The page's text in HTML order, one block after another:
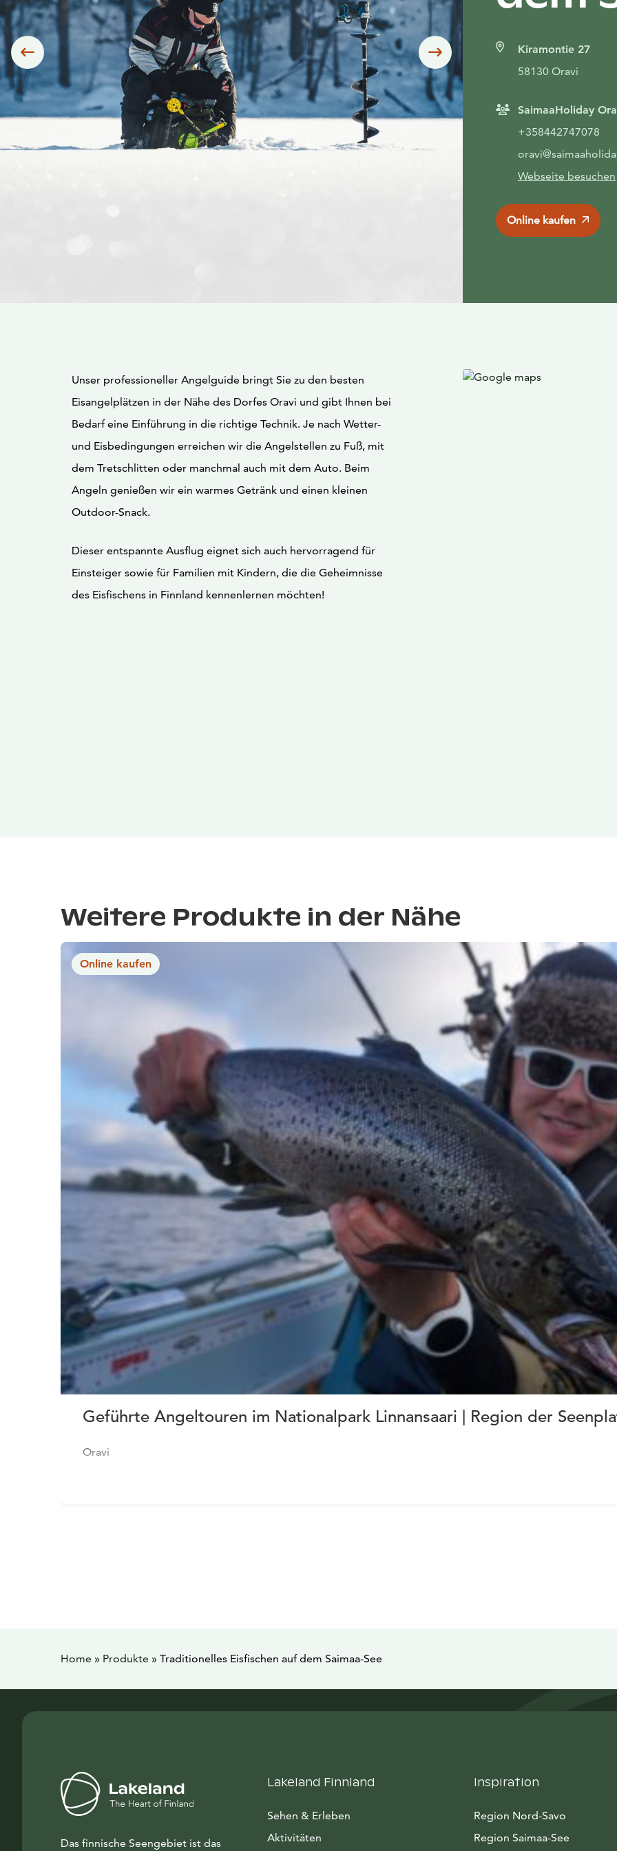
Siirry edelliseen Siirry seuraavaanKiramontie 27
58130 Oravi
SaimaaHoliday
+358442747078
Webseite besuchen
Online kaufen
Unser professioneller Angelguide bringt Sie zu den besten
Eisangelplätzen in der Nähe des Dorfes Oravi und gibt Ihnen bei
Bedarf eine Einführung in die richtige Technik. Je nach Wetter-
und Eisbedingungen erreichen wir die Angelstellen zu Fuß, mit
dem Tretschlitten oder manchmal auch mit dem Auto. Beim
Angeln genießen wir ein warmes Getränk und einen kleinen
Outdoor-Snack.
Dieser entspannte Ausflug eignet sich auch hervorragend für
Einsteiger sowie für Familien mit Kindern, die die Geheimnisse
des Eisfischens in Finnland kennenlernen möchten!
Weitere Produkte in der Nähe
Online kaufen
Geführte Angeltouren im Nationalpark Linnansaari | Region der
Oravi
Home » Produkte » Traditionelles Eisfischen auf dem Saimaa-See
Das finnische Seengebiet ist das
Lakeland Finnland
Sehen & Erleben
Aktivitäten
Inspiration
Region Nord-Savo
Region Saimaa-See